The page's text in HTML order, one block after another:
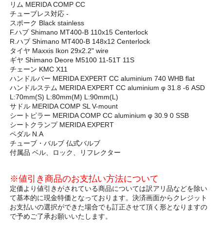
リム MERIDA COMP CC
チューブレス対応 -
スポーク Black stainless
F.ハブ Shimano MT400-B 110x15 Centerlock
R.ハブ Shimano MT400-B 148x12 Centerlock
タイヤ Maxxis Ikon 29x2.2" wire
ギヤ Shimano Deore M5100 11-51T 11S
チェーン KMC X11
ハンドルバー MERIDA EXPERT CC aluminium 740 WHB flat
ハンドルステム MERIDA EXPERT CC aluminium φ 31.8 -6 ASD
L:70mm(S) L:80mm(M) L:90mm(L)
サドル MERIDA COMP SL V-mount
シートピラー MERIDA COMP CC aluminium φ 30.9 0 SSB
シートクランプ MERIDA EXPERT
ペダル N.A
チューブ・バルブ 仏式バルブ
付属品 ベル、ロック、リフレクター
※値引き商品のお支払い方法について
定価より値引きがされている商品については訳アリ品などを除い
て基本的に現金特価となっております。決済画面からクレジット
お支払いの選択ができた場合でも訂正させて頂く形となりますの
で予めご了承お願いいたします。